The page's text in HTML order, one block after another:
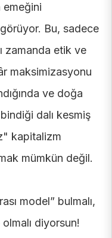
emeğini
Bu, sadece
zamanda etik ve
maksimizasyonu
ve doğa
dalı kesmiş
kapitalizm
mümkün değil.
model” bulmalı,
diyorsun!